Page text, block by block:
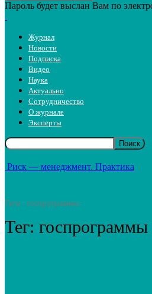
Пароль будет выслан Вам по
Журнал
Новости
Подписка
Видео
Наука
Актуально
Сотрудничество
О журнале
Эксперты
Риск — менеджмент. Практика
Теги госпрограммы
Тег: госпрограммы